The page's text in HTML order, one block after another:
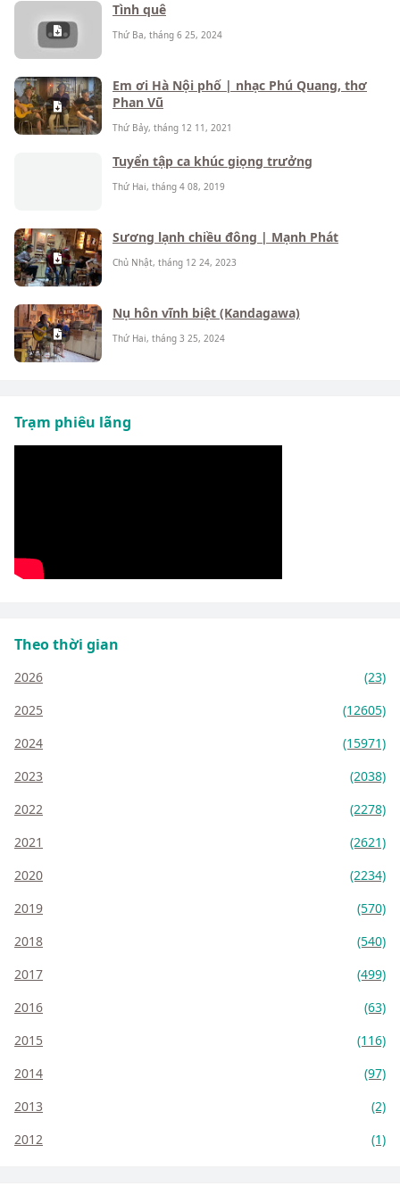
Tình quê
Thứ Ba, tháng 6 25, 2024
Em ơi Hà Nội phố | nhạc Phú Quang, thơ
Phan Vũ
Thứ Bảy, tháng 12 11, 2021
Tuyển tập ca khúc giọng trưởng
Thứ Hai, tháng 4 08, 2019
Sương lạnh chiều đông | Mạnh Phát
Chủ Nhật, tháng 12 24, 2023
Nụ hôn vĩnh biệt (Kandagawa)
Thứ Hai, tháng 3 25, 2024
Trạm phiêu lãng
Theo thời gian
2026
(23)
2025
(12605)
2024
(15971)
2023
(2038)
2022
(2278)
2021
(2621)
2020
(2234)
2019
(570)
2018
(540)
2017
(499)
2016
(63)
2015
(116)
2014
(97)
2013
(2)
2012
(1)